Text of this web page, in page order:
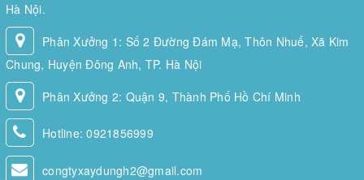
Hà Nội.
Phân Xưởng 1: Số 2 Đường Đám Mạ, Thôn Nhuế, Xã Kim
Chung, Huyện Đông Anh, TP. Hà Nội
Phân Xưởng 2: Quận 9, Thành Phố Hồ Chí Minh
Hotline:0921856999
congtyxaydungh2@gmail.com